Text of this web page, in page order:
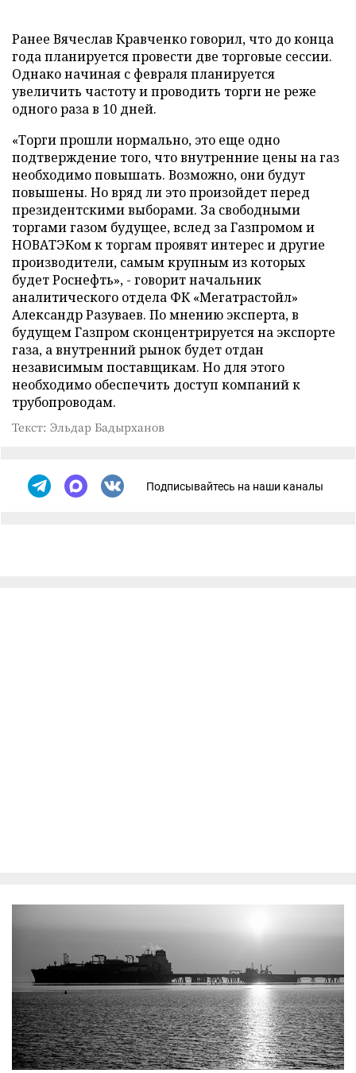
Ранее Вячеслав Кравченко говорил, что до конца
года планируется провести две торговые сессии.
Однако начиная с февраля планируется
увеличить частоту и проводить торги не реже
одного раза в 10 дней.
«Торги прошли нормально, это еще одно
подтверждение того, что внутренние цены на газ
необходимо повышать. Возможно, они будут
повышены. Но вряд ли это произойдет перед
президентскими выборами. За свободными
торгами газом будущее, вслед за Газпромом и
НОВАТЭКом к торгам проявят интерес и другие
производители, самым крупным из которых
будет Роснефть», - говорит начальник
аналитического отдела ФК «Мегатрастойл»
Александр Разуваев. По мнению эксперта, в
будущем Газпром сконцентрируется на экспорте
газа, а внутренний рынок будет отдан
независимым поставщикам. Но для этого
необходимо обеспечить доступ компаний к
трубопроводам.
Текст: Эльдар Бадырханов
Подписывайтесь на наши каналы